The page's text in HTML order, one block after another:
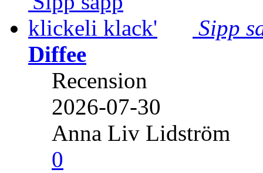
Sipp
Diffee
Recension
2026-07-30
Anna Liv Lidström
0